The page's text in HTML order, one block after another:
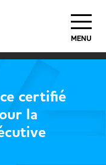
MENU
certifié
la